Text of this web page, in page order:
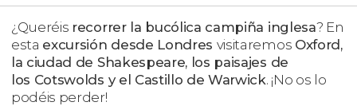
¿Queréis recorrer la bucólica campiña inglesa? En
esta excursión desde Londres visitaremos Oxford,
la ciudad de Shakespeare, los paisajes de
los Cotswolds y el Castillo de Warwick. ¡No os lo
podéis perder!